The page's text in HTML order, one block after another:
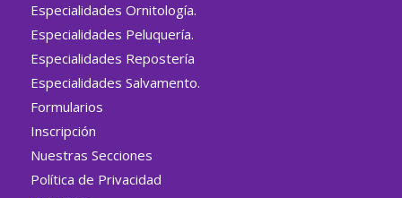
Especialidades Ornitología.
Especialidades Peluquería.
Especialidades Repostería
Especialidades Salvamento.
Formularios
Inscripción
Nuestras Secciones
Política de Privacidad